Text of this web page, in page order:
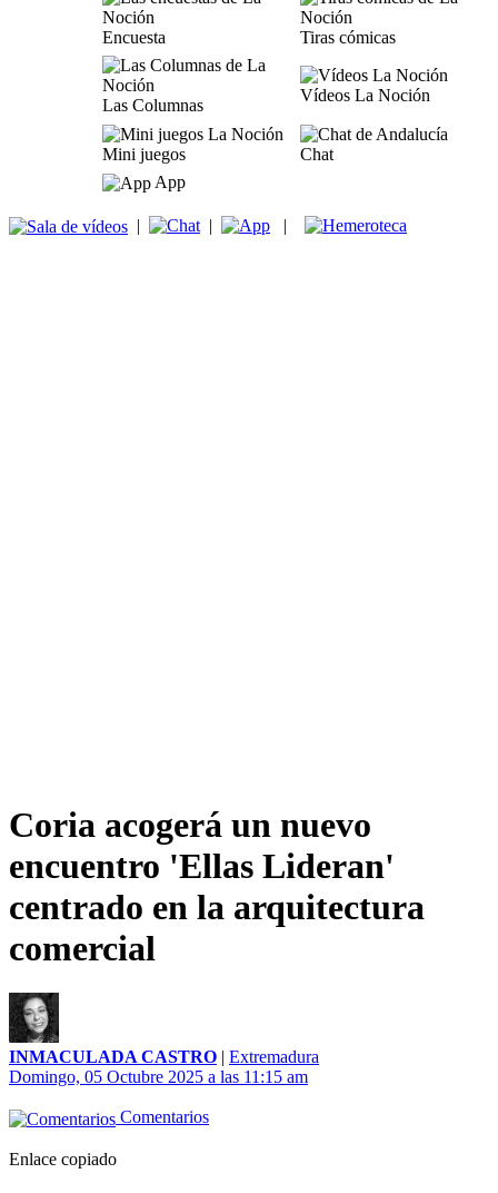
Encuesta Tiras cómicas
Las Columnas
Vídeos La Noción
Mini juegos
Chat
App
| | |
Coria acogerá un nuevo
encuentro 'Ellas Lideran'
centrado en la arquitectura
comercial
INMACULADA CASTRO | Extremadura
Domingo, 05 Octubre 2025 a las 11:15 am
Comentarios
Enlace copiado